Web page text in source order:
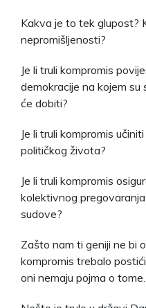
Kakva je to tek glupost?
nepromišljenosti?
Je li truli kompromis
demokracije na kojem
će dobiti?
Je li truli kompromis
političkog života?
Je li truli kompromis
kolektivnog
sudove?
Zašto nam ti geniji ne bi
kompromis trebalo
oni nemaju pojma o tome.